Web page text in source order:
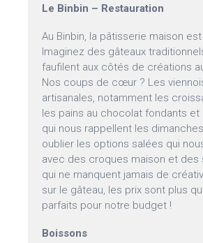
Le Binbin – Restauration
Au Binbin, la pâtisserie maison
Imaginez des gâteaux
faufilent aux côtés de créations
Nos coups de cœur ? Les
artisanales, notamment les
les pains au chocolat fondants et
qui nous rappellent les
oublier les options salées qui
avec des croques maison et des
qui ne manquent jamais de
sur le gâteau, les prix sont plus
parfaits pour notre budget !
Boissons